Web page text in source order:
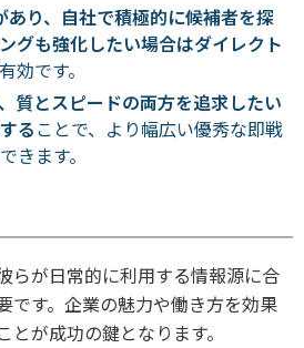
あり、自社で積極的に候補者を探
グも強化したい場合はダイレクト
効です。
質とスピードの両方を追求したい
ることで、より幅広い優秀な即戦
きます。
らが日常的に利用する情報源に合
です。企業の魅力や働き方を効果
が成功の鍵となります。